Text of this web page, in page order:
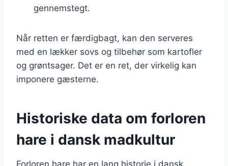
gennemstegt.
Når retten er færdigbagt, kan den serveres
med en lækker sovs og tilbehør som kartofler
og grøntsager. Det er en ret, der virkelig kan
imponere gæsterne.
Historiske data om forloren
hare i dansk madkultur
Forloren hare har en lang historie i dansk